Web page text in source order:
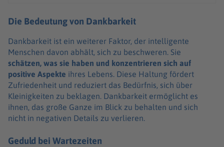
Die Bedeutung von Dankbarkeit
Dankbarkeit ist ein weiterer Faktor, der intelligente
Menschen davon abhält, sich zu beschweren. Sie
schätzen, was sie haben und konzentrieren sich auf
positive Aspekte ihres Lebens. Diese Haltung fördert
Zufriedenheit und reduziert das Bedürfnis, sich über
Kleinigkeiten zu beklagen. Dankbarkeit ermöglicht es
ihnen, das große Ganze im Blick zu behalten und sich
nicht in negativen Details zu verlieren.
Geduld bei Wartezeiten